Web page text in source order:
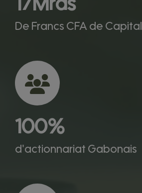
17Mrds
De Francs CFA de Capital
100%
d'actionnariat Gabonais